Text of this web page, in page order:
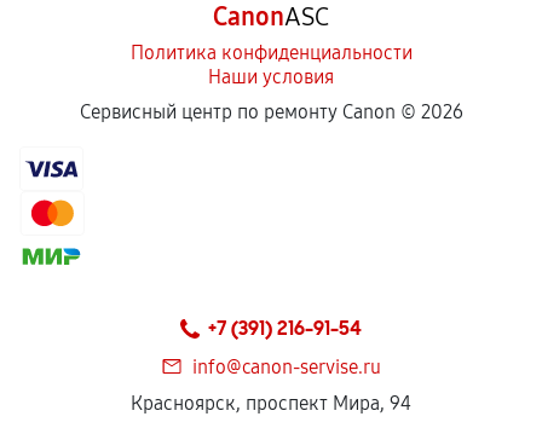
CanonASC
Политика конфиденциальности
Наши условия
Сервисный центр по ремонту Canon © 2026
+7 (391) 216-91-54
info@canon-servise.ru
Красноярск, проспект Мира, 94